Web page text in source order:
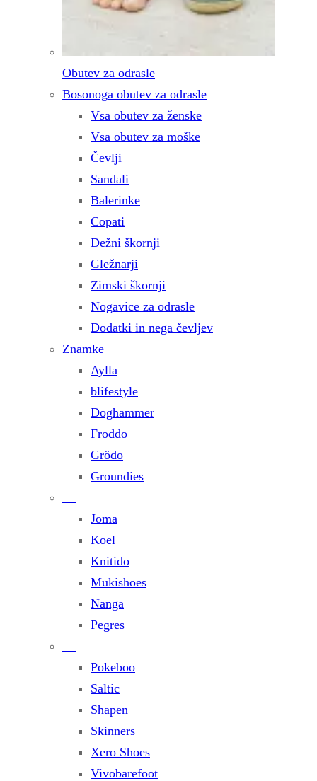
Obutev za odrasle
Bosonoga obutev za odrasle
Vsa obutev za ženske
Vsa obutev za moške
Čevlji
Sandali
Balerinke
Copati
Dežni škornji
Gležnarji
Zimski škornji
Nogavice za odrasle
Dodatki in nega čevljev
Znamke
Aylla
blifestyle
Doghammer
Froddo
Grödo
Groundies
Joma
Koel
Knitido
Mukishoes
Nanga
Pegres
Pokeboo
Saltic
Shapen
Skinners
Xero Shoes
Vivobarefoot